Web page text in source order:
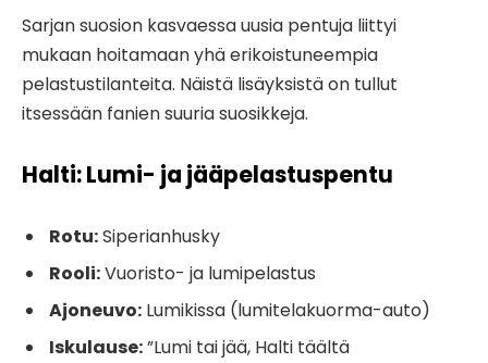
Sarjan suosion kasvaessa uusia pentuja liittyi
mukaan hoitamaan yhä erikoistuneempia
pelastustilanteita. Näistä lisäyksistä on tullut
itsessään fanien suuria suosikkeja.
Halti: Lumi- ja jääpelastuspentu
Rotu:Siperianhusky
Rooli:Vuoristo- ja lumipelastus
Ajoneuvo: Lumikissa (lumitelakuorma-auto)
Iskulause:”Lumi tai jää, Halti täältä